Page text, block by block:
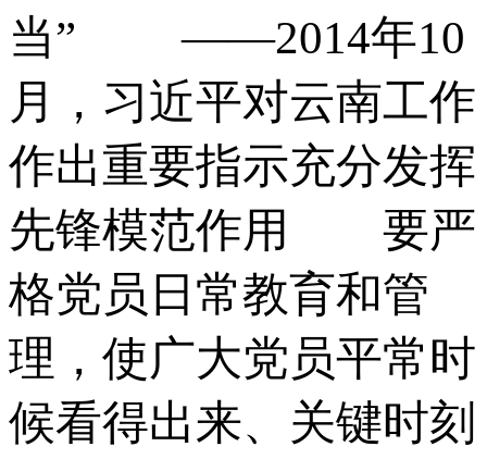
当” ——2014年10
月，习近平对云南工作
作出重要指示充分发挥
先锋模范作用 要严
格党员日常教育和管
理，使广大党员平常时
候看得出来、关键时刻